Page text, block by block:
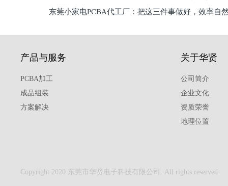
东莞小家电PCBA代工厂：把这三件事做好，效率自
产品与服务
PCBA加工
成品组装
方案解决
关于华贤
公司简介
企业文化
资质荣誉
地理位置
Copyright 2020 东莞市华贤电子科技有限公司. All rights reserved